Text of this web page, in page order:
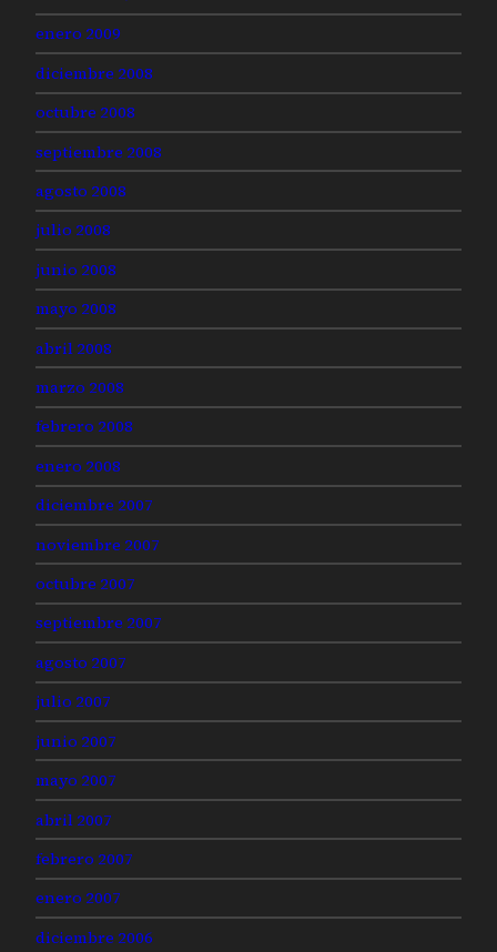
enero 2009
diciembre 2008
octubre 2008
septiembre 2008
agosto 2008
julio 2008
junio 2008
mayo 2008
abril 2008
marzo 2008
febrero 2008
enero 2008
diciembre 2007
noviembre 2007
octubre 2007
septiembre 2007
agosto 2007
julio 2007
junio 2007
mayo 2007
abril 2007
febrero 2007
enero 2007
diciembre 2006